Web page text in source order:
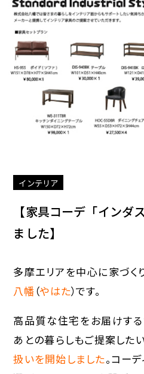
インテリア
【家具コーデ「インダ
ました】
多摩エリアを中心に家づ
八幡（やはた）です。
高品質な住宅をお届けす
あとの暮らしもご提案した
扱いを開始しました。コー